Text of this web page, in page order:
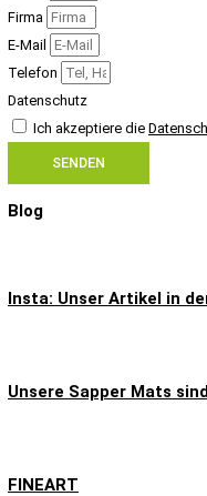
Firma
E-Mail
Telefon
Datenschutz
Ich akzeptiere die
SENDEN
Blog
Insta: Unser Artikel in
Unsere Sapper Mats
FINEART